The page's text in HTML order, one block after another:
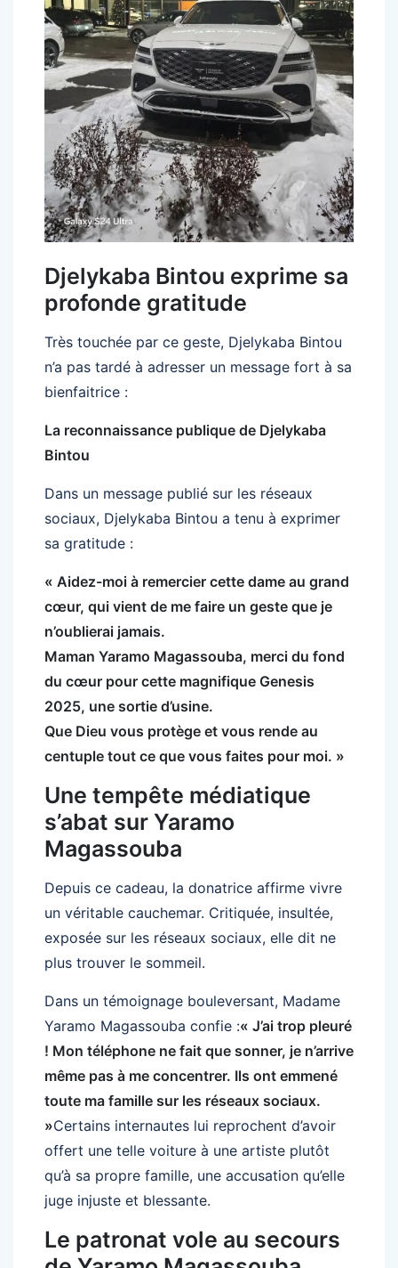
Djelykaba Bintou exprime sa
profonde gratitude
Très touchée par ce geste, Djelykaba Bintou
n’a pas tardé à adresser un message fort à sa
bienfaitrice :
La reconnaissance publique de Djelykaba
Bintou
Dans un message publié sur les réseaux
sociaux, Djelykaba Bintou a tenu à exprimer
sa gratitude :
« Aidez-moi à remercier cette dame au grand
cœur, qui vient de me faire un geste que je
n’oublierai jamais.
Maman Yaramo Magassouba, merci du fond
du cœur pour cette magnifique Genesis
2025, une sortie d’usine.
Que Dieu vous protège et vous rende au
centuple tout ce que vous faites pour moi. »
Une tempête médiatique
s’abat sur Yaramo
Magassouba
Depuis ce cadeau, la donatrice affirme vivre
un véritable cauchemar. Critiquée, insultée,
exposée sur les réseaux sociaux, elle dit ne
plus trouver le sommeil.
Dans un témoignage bouleversant, Madame
Yaramo Magassouba confie :« J’ai trop pleuré
! Mon téléphone ne fait que sonner, je n’arrive
même pas à me concentrer. Ils ont emmené
toute ma famille sur les réseaux sociaux.
»Certains internautes lui reprochent d’avoir
offert une telle voiture à une artiste plutôt
qu’à sa propre famille, une accusation qu’elle
juge injuste et blessante.
Le patronat vole au secours